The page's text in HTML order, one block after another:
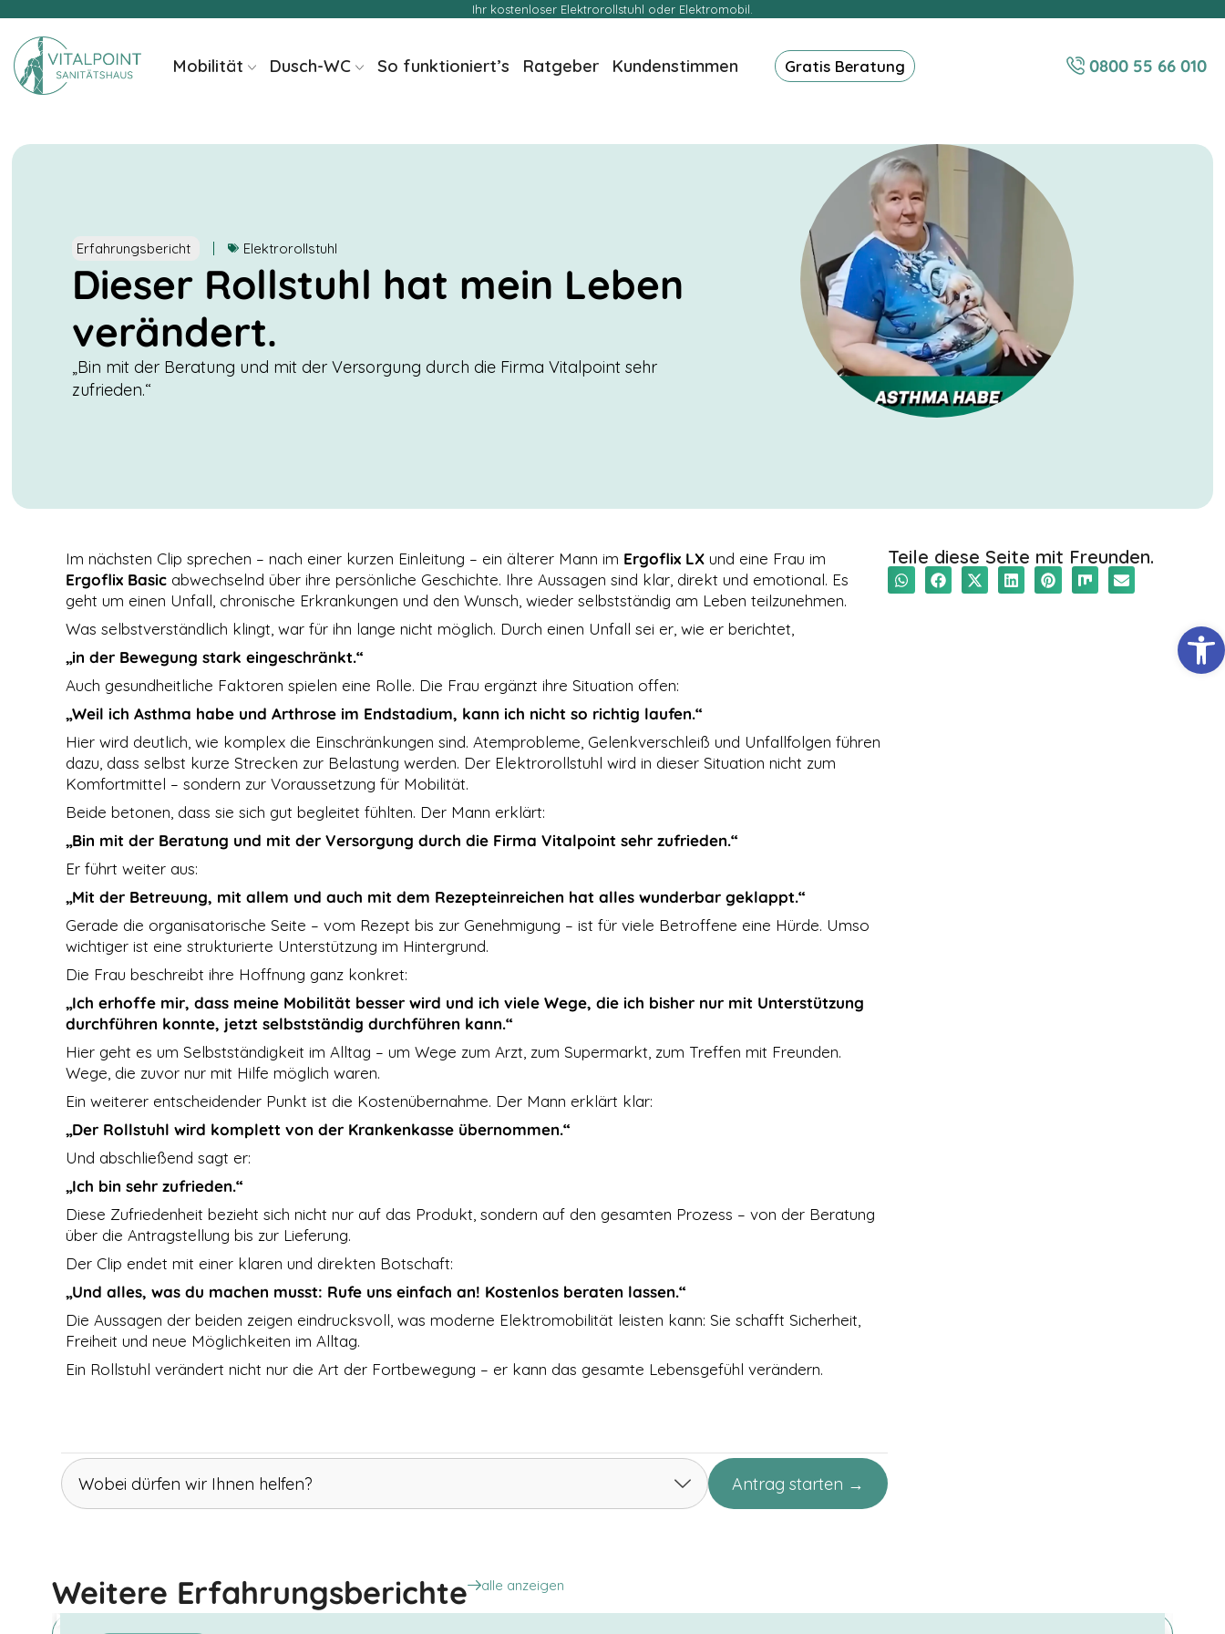
springen
Ihr kostenloser Elektrorollstuhl oder Elektromobil.
Mobilität Dusch-WC So funktioniert’s Ratgeber Kundenstimmen Gratis Beratung 0800 55 66 010
Erfahrungsbericht Elektrorollstuhl
Dieser Rollstuhl hat mein Leben
verändert.
„Bin mit der Beratung und mit der Versorgung durch die Firma Vitalpoint sehr
zufrieden.“
Im nächsten Clip sprechen – nach einer kurzen Einleitung – ein älterer Mann im Ergoflix LX und eine Frau im
Ergoflix Basic abwechselnd über ihre persönliche Geschichte. Ihre Aussagen sind klar, direkt und emotional. Es
geht um einen Unfall, chronische Erkrankungen und den Wunsch, wieder selbstständig am Leben teilzunehmen.
Was selbstverständlich klingt, war für ihn lange nicht möglich. Durch einen Unfall sei er, wie er berichtet,
„in der Bewegung stark eingeschränkt.“
Auch gesundheitliche Faktoren spielen eine Rolle. Die Frau ergänzt ihre Situation offen:
„Weil ich Asthma habe und Arthrose im Endstadium, kann ich nicht so richtig laufen.“
Hier wird deutlich, wie komplex die Einschränkungen sind. Atemprobleme, Gelenkverschleiß und Unfallfolgen führen
dazu, dass selbst kurze Strecken zur Belastung werden. Der Elektrorollstuhl wird in dieser Situation nicht zum
Komfortmittel – sondern zur Voraussetzung für Mobilität.
Beide betonen, dass sie sich gut begleitet fühlten. Der Mann erklärt:
„Bin mit der Beratung und mit der Versorgung durch die Firma Vitalpoint sehr zufrieden.“
Er führt weiter aus:
„Mit der Betreuung, mit allem und auch mit dem Rezepteinreichen hat alles wunderbar geklappt.“
Gerade die organisatorische Seite – vom Rezept bis zur Genehmigung – ist für viele Betroffene eine Hürde. Umso
wichtiger ist eine strukturierte Unterstützung im Hintergrund.
Die Frau beschreibt ihre Hoffnung ganz konkret:
„Ich erhoffe mir, dass meine Mobilität besser wird und ich viele Wege, die ich bisher nur mit Unterstützung
durchführen konnte, jetzt selbstständig durchführen kann.“
Hier geht es um Selbstständigkeit im Alltag – um Wege zum Arzt, zum Supermarkt, zum Treffen mit Freunden.
Wege, die zuvor nur mit Hilfe möglich waren.
Ein weiterer entscheidender Punkt ist die Kostenübernahme. Der Mann erklärt klar:
„Der Rollstuhl wird komplett von der Krankenkasse übernommen.“
Und abschließend sagt er:
„Ich bin sehr zufrieden.“
Diese Zufriedenheit bezieht sich nicht nur auf das Produkt, sondern auf den gesamten Prozess – von der Beratung
über die Antragstellung bis zur Lieferung.
Der Clip endet mit einer klaren und direkten Botschaft:
„Und alles, was du machen musst: Rufe uns einfach an! Kostenlos beraten lassen.“
Die Aussagen der beiden zeigen eindrucksvoll, was moderne Elektromobilität leisten kann: Sie schafft Sicherheit,
Freiheit und neue Möglichkeiten im Alltag.
Ein Rollstuhl verändert nicht nur die Art der Fortbewegung – er kann das gesamte Lebensgefühl verändern.
Wobei dürfen wir Ihnen helfen? Antrag starten →
Teile diese Seite mit Freunden.
Weitere Erfahrungsberichte alle anzeigen
NOTWENDIGE
Diese Cookies
sind nicht
werden
standardmäßig
Cookies
gesetzt, die für
den Betrieb der
Webseite
erforderlich
sind und somit
berechtigten
Interesse
gemäß Art. 6
Abs. 1 S. 1 lit. f)
DSGVO
entsprechen.
STATISTIKEN
Damit wir die
Funktionalität
und die
Struktur der
verbessern
können,
basierend auf
der Nutzung
der Website
verwenden
Auswertung
Statistiken.
DRITTANBIETER
und Youtube als
sogenanntes
Embed. Google
Maps Karten und